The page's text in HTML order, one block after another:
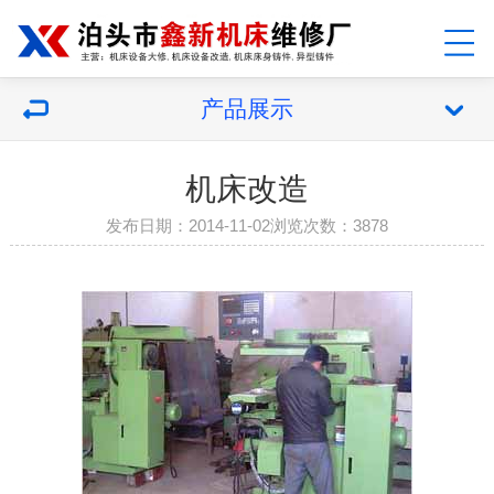
产品展示
机床改造
发布日期：2014-11-02浏览次数：3878